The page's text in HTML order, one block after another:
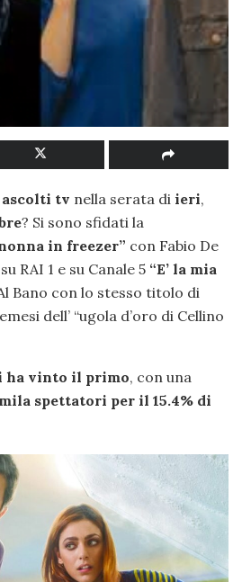
ascolti tv nella serata di ieri,
? Si sono sfidati la
in freezer” con Fabio De
RAI 1 e su Canale 5 “E’ la mia
Bano con lo stesso titolo di
dell’ “ugola d’oro di Cellino
ha vinto il primo, con una
spettatori per il 15.4% di